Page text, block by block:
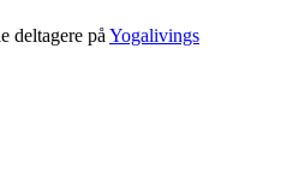
deltagere på Yogalivings